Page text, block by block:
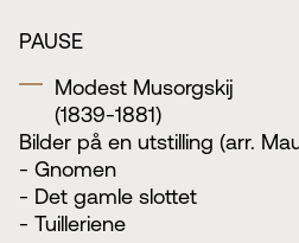
PAUSE
Modest Musorgskij
(1839-1881)
Bilder på en utstilling (arr.
- Gnomen
- Det gamle slottet
- Tuilleriene